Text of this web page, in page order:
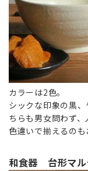
カラーは2色。
シックな印象の黒
ちらも男女問わず、
色違いで揃えるのも
和食器 台形マル